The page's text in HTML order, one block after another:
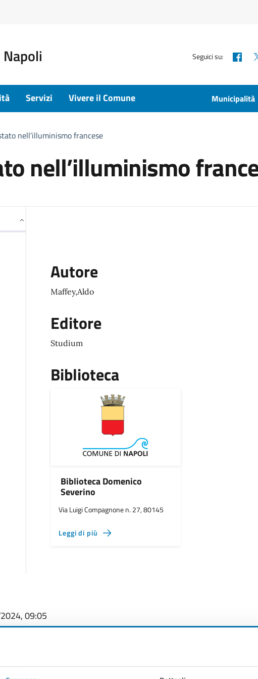
Seguici su:
Servizi Vivere il Comune Municipalità
nell’illuminismo francese
nell’illuminismo
Autore
Maffey,Aldo
Editore
Studium
Biblioteca
Biblioteca Domenico
Severino
Via Luigi Compagnone n. 27, 80145
Leggi di più
09:05